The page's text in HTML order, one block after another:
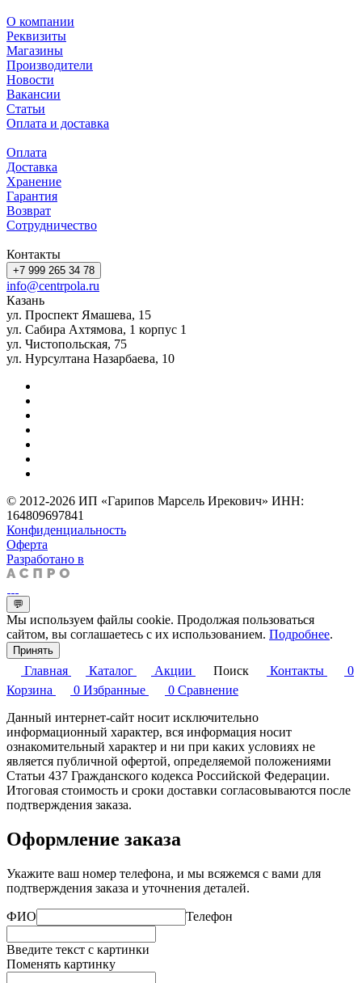
О компании
Реквизиты
Магазины
Производители
Новости
Вакансии
Статьи
Оплата и доставка
Оплата
Доставка
Хранение
Гарантия
Возврат
Сотрудничество
Контакты
+7 999 265 34 78
info@centrpola.ru
Казань
ул. Проспект Ямашева, 15
ул. Сабира Ахтямова, 1 корпус 1
ул. Чистопольская, 75
ул. Нурсултана Назарбаева, 10
© 2012-2026 ИП «Гарипов Марсель Ирекович» ИНН:
164809697841
Конфиденциальность
Оферта
Разработано в
💬
Мы используем файлы cookie. Продолжая пользоваться
сайтом, вы соглашаетесь с их использованием. Подробнее.
Принять
Главная Каталог Акции Поиск Контакты
0
Корзина
0 Избранные 0 Сравнение
Данный интернет-сайт носит исключительно
информационный характер, вся информация носит
ознакомительный характер и ни при каких условиях не
является публичной офертой, определяемой положениями
Статьи 437 Гражданского кодекса Российской Федерации.
Итоговая стоимость и сроки доставки согласовываются после
подтверждения заказа.
Оформление заказа
Укажите ваш номер телефона, и мы всяжемся с вами для
подтверждения заказа и уточнения деталей.
ФИО Телефон
Введите текст с картинки
Поменять картинку